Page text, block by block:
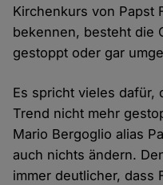
Kirchenkurs von Papst
bekennen, besteht die
gestoppt oder gar
Es spricht vieles dafür,
Trend nicht mehr
Mario Bergoglio alias
auch nichts ändern.
immer deutlicher, dass